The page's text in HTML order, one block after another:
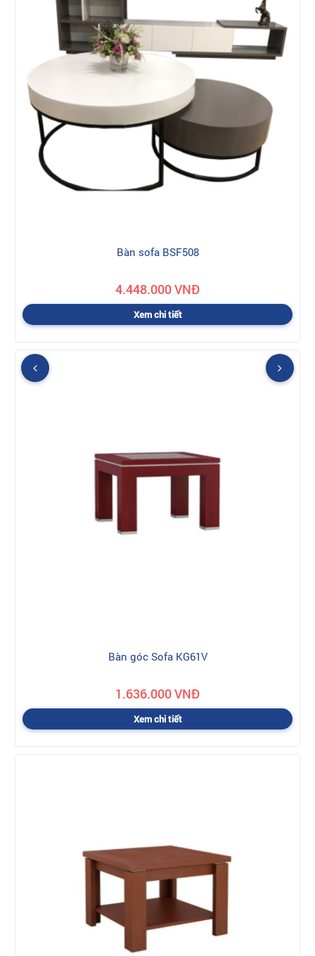
Bàn sofa BSF508
4.448.000 VNĐ
Xem chi tiết
Bàn góc Sofa KG61V
1.636.000 VNĐ
Xem chi tiết